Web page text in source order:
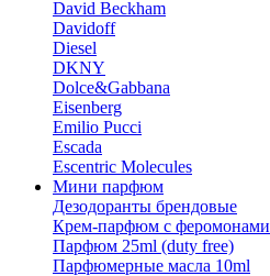
David Beckham
Davidoff
Diesel
DKNY
Dolce&Gabbana
Eisenberg
Emilio Pucci
Escada
Escentric Molecules
Мини парфюм
Дезодоранты брендовые
Крем-парфюм с феромонами
Парфюм 25ml (duty free)
Парфюмерные масла 10ml